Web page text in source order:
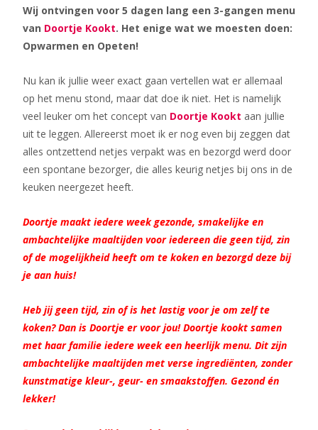
Wij ontvingen voor 5 dagen lang een 3-gangen menu
van Doortje Kookt. Het enige wat we moesten doen:
Opwarmen en Opeten!
Nu kan ik jullie weer exact gaan vertellen wat er allemaal
op het menu stond, maar dat doe ik niet. Het is namelijk
veel leuker om het concept van Doortje Kookt aan jullie
uit te leggen. Allereerst moet ik er nog even bij zeggen dat
alles ontzettend netjes verpakt was en bezorgd werd door
een spontane bezorger, die alles keurig netjes bij ons in de
keuken neergezet heeft.
Doortje maakt iedere week gezonde, smakelijke en
ambachtelijke maaltijden voor iedereen die geen tijd, zin
of de mogelijkheid heeft om te koken en bezorgd deze bij
je aan huis!
Heb jij geen tijd, zin of is het lastig voor je om zelf te
koken? Dan is Doortje er voor jou! Doortje kookt samen
met haar familie iedere week een heerlijk menu. Dit zijn
ambachtelijke maaltijden met verse ingrediënten, zonder
kunstmatige kleur-, geur- en smaakstoffen. Gezond én
lekker!